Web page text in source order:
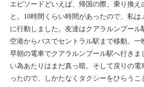
エピソードどいえば、帰国の際、乗り換え
と。10時間くらい時間があったので、私は
に行動しました。友達はクアラルンプール
空港からバスでセントラル駅まで移動。一
早朝の電車でクアラルンプール駅へ行きま
い為あたりはまだ真っ暗。そして戻りの電
ったので、しかたなくタクシーをひらうこ